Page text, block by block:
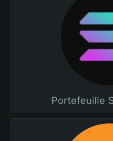
Portefeuille